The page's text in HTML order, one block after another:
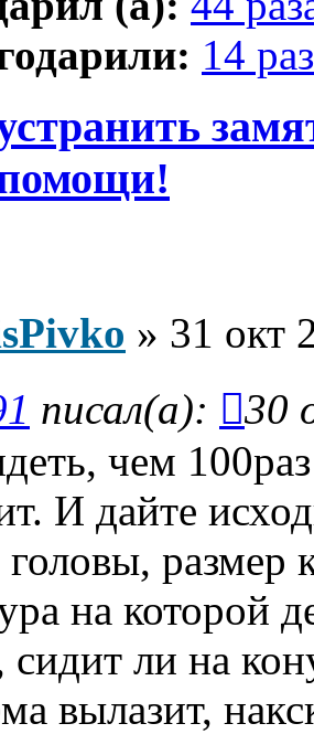
14 раз
» 31 окт
писал(а):
30
чем
И дайте
размер
на которой
ли на
вылазит,